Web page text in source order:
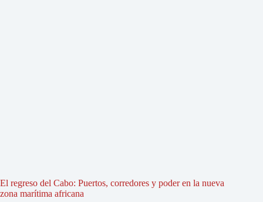
El regreso del Cabo: Puertos, corredores y poder en la nueva
zona marítima africana